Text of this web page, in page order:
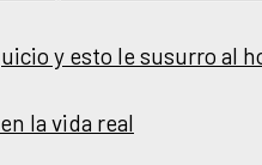
y esto le susurro al
la vida real